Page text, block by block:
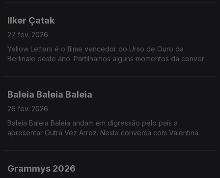
Ilker Çatak
27 fev. 2026
Yellow Letters é o filme vencedor do Urso de Ouro da
Berlinale deste ano. Partilhamos alguns momentos da conversa
Baleia Baleia Baleia
26 fev. 2026
Baleia Baleia Baleia andam em digressão pelo país a
apresentar Outra Vez Arroz. Nesta conversa com Valentina
Grammys 2026